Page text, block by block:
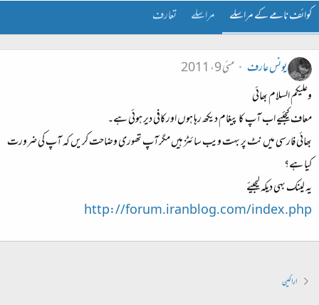
کوائف نامے کے مراسلے مراسلے تعارف
یونس عارف
مئی 9، 2011
وعليكم السلام بھائی
معاف کیجئیے اب آپ کا پیغام دیکھ رہا ہوں اورکافی دیر هوئی هے۔
بھائی فارسی میں نٹ پر بہت ویب سائٹز ہیں مگرآپ تھوری وضاحت کریں کہ آپ کی ضرورت
کیا هے؟
یه لینک بهی دیکه لیجیئے
http://forum.iranblog.com/index.php
اراکین